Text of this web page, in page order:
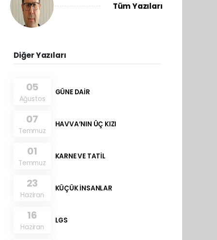
Tüm Yazıları
Diğer Yazıları
05
Ağustos
GÜNE DAİR
07
Temmuz
HAVVA’NIN ÜÇ KIZI
01
Temmuz
KARNE VE TATİL
23
Haziran
KÜÇÜK İNSANLAR
16
Haziran
LGS